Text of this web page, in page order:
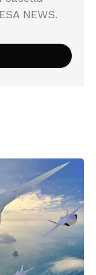
NEWS.